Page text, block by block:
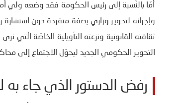
أمّا بالنّسبة إلى رئيس الحكومة فقد وضعه ولي
وإجرائه لتحوير وزاري بصفة منفردة دون
ثقافته القانونية ونزعته التأويلية الخاصّة
التحوير الحكومي الجديد ليحوّل الاجتماع إلى
رفض الدستور الذي جاء به